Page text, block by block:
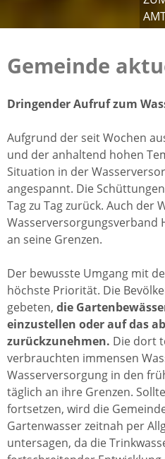
Gemeinde
Dringender Aufruf zum
Aufgrund der seit Wochen
und der anhaltend hohen
Situation in der
angespannt. Die
Tag zu Tag zurück. Auch der
Wasserversorgungsverband
an seine Grenzen.
Der bewusste Umgang mit
höchste Priorität. Die
gebeten, die
einzustellen oder auf das
zurückzunehmen. Die dort
verbrauchten immensen
Wasserversorgung in den
täglich an ihre Grenzen.
fortsetzen, wird die
Gartenwasser zeitnah per
untersagen, da die